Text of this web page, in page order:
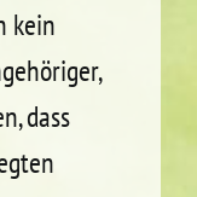
kein
dass